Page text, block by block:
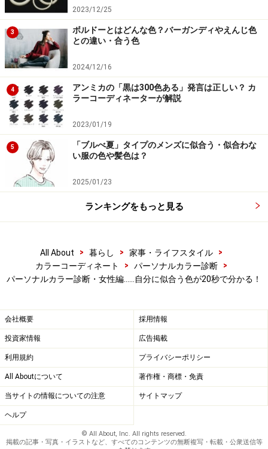
2023/12/25
3
ボルドーとはどんな色？バーガンディやえんじ色
との違い・合う色
2024/12/16
4
アンミカの「黒は300色ある」発言は正しい？ カ
ラーコーディネーターが解説
2023/01/19
5
「ブルべ夏」タイプのメンズに似合う・似合わな
い服の色や髪色は？
2025/01/23
ランキングをもっと見る
All About > 暮らし > 家事・ライフスタイル
>
カラーコーディネート
> パーソナルカラー診断
>
パーソナルカラー診断・女性編……自分に似合う色が20秒で分かる！
会社概要 採用情報
投資家情報 広告掲載
利用規約 プライバシーポリシー
All Aboutについて 著作権・商標・免責
当サイトの情報についての注意 サイトマップ
ヘルプ
© All About, Inc. All rights reserved.
掲載の記事・写真・イラストなど、すべてのコンテンツの無断複写・転載・公衆送信等